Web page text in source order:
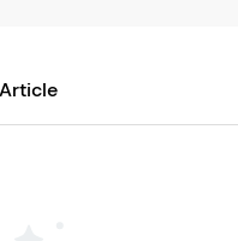
Article